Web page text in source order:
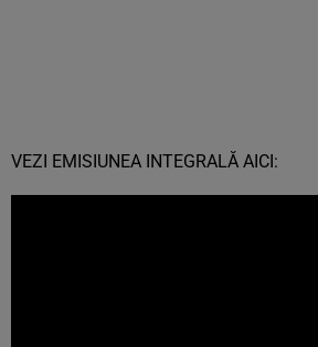
VEZI EMISIUNEA INTEGRALĂ AICI: